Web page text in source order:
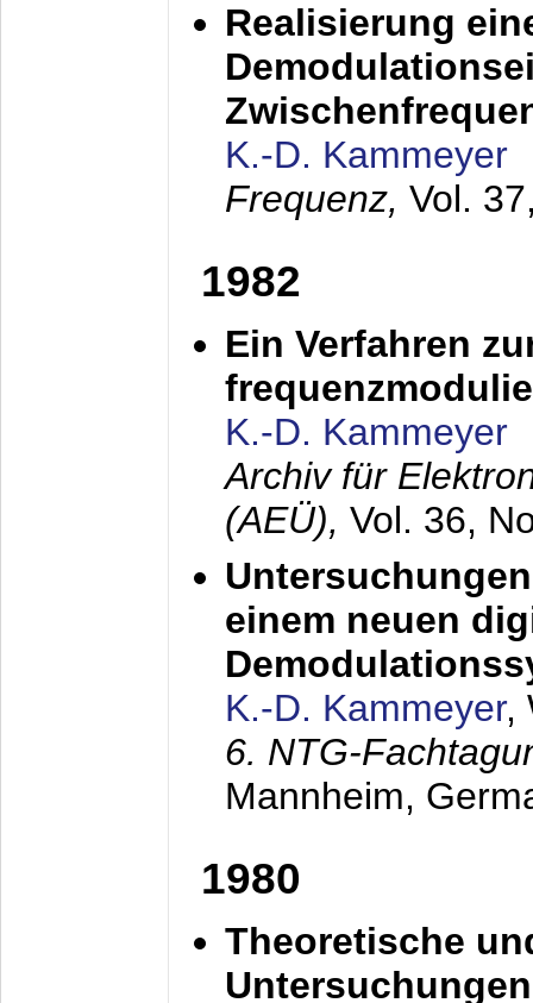
Realisierung
K.-D. Kammeyer
Frequenz, Vol.
1982
Ein Verfahren
K.-D. Kammeyer
Archiv für
(AEÜ), Vol. 36,
einem neuen
K.-D. Kammeyer,
6. NTG-
Mannheim,
1980
Theoretische